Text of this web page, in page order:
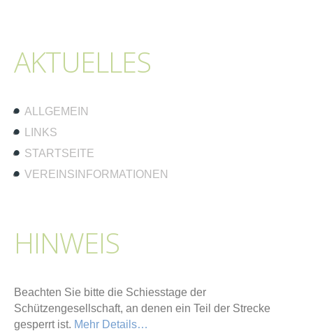
AKTUELLES
ALLGEMEIN
LINKS
STARTSEITE
VEREINSINFORMATIONEN
HINWEIS
Beachten Sie bitte die Schiesstage der
Schützengesellschaft, an denen ein Teil der Strecke
gesperrt ist. Mehr Details…